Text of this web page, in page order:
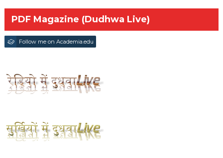
PDF Magazine (Dudhwa Live)
Follow me on Academia.edu